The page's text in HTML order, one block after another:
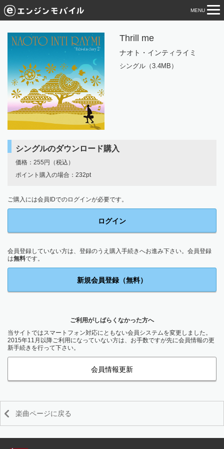
MENU
Thrill me
ナオト・インティライミ
シングル（3.4MB）
シングルのダウンロード購入
価格：255円（税込）
ポイント購入の場合：232pt
ご購入には会員IDでのログインが必要です。
ログイン
会員登録していない方は、登録のうえ購入手続きへお進み下さい。会員登録
は無料です。
新規会員登録（無料）
ご利用がしばらくなかった方へ
当サイトではスマートフォン対応にともない会員システムを変更しました。
2015年11月以降ご利用になっていない方は、お手数ですが先に会員情報の更
新手続きを行って下さい。
会員情報更新
楽曲ページに戻る